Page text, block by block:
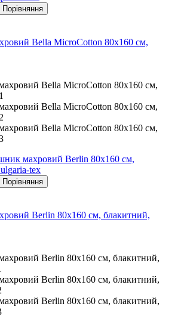
Порівняння
Bella MicroCotton 80х160 см,
Порівняння
Berlin 80x160 см, блакитний,